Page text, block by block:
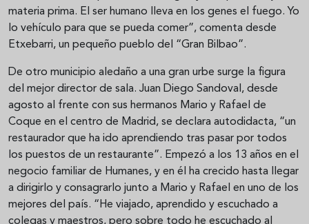
materia prima. El ser humano lleva en los genes el fuego. Yo
lo vehículo para que se pueda comer”, comenta desde
Etxebarri, un pequeño pueblo del “Gran Bilbao”.
De otro municipio aledaño a una gran urbe surge la figura
del mejor director de sala. Juan Diego Sandoval, desde
agosto al frente con sus hermanos Mario y Rafael de
Coque en el centro de Madrid, se declara autodidacta, “un
restaurador que ha ido aprendiendo tras pasar por todos
los puestos de un restaurante”. Empezó a los 13 años en el
negocio familiar de Humanes, y en él ha crecido hasta llegar
a dirigirlo y consagrarlo junto a Mario y Rafael en uno de los
mejores del país. “He viajado, aprendido y escuchado a
colegas y maestros, pero sobre todo he escuchado al